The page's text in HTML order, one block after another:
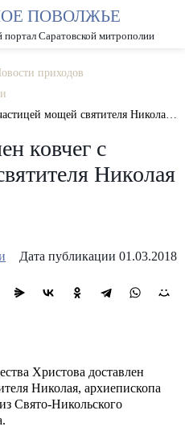
А А
ПОВОЛЖЬЕ
Саратовской митрополии
приходов
мощей святителя Николая Чудотворца
ковчег с
Николая
Дата публикации 01.03.2018
Христова доставлен
Николая, архиепископа
Свято-Никольского